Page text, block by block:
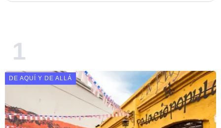
DE AQUÍ Y DE ALLÁ